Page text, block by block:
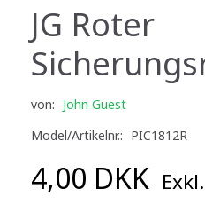
JG Roter
von: John Guest
Model/Artikelnr.: PIC1812R
4,00 DKK